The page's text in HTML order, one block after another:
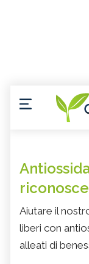
Aiutare il
liberi con
alleati di